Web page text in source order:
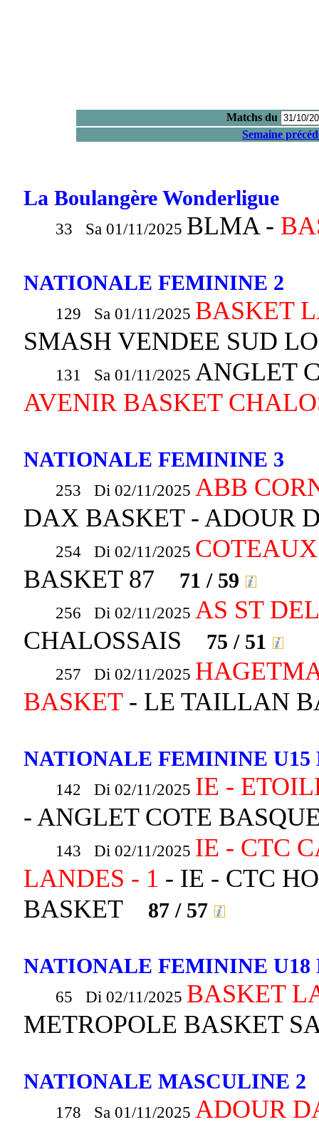
Matchs du
Semaine
La Boulangère Wonderligue
33 Sa 01/11/2025 BLMA -
NATIONALE FEMININE 2
129 Sa 01/11/2025 BASKET
SMASH VENDEE SUD
131 Sa 01/11/2025 ANGLET
AVENIR BASKET
NATIONALE FEMININE 3
253 Di 02/11/2025 ABB
DAX BASKET - ADOUR
254 Di 02/11/2025
BASKET 87
71 / 59
256 Di 02/11/2025 AS ST
CHALOSSAIS
75 / 51
257 Di 02/11/2025
BASKET- LE TAILLAN
NATIONALE FEMININE U15
142 Di 02/11/2025 IE -
- ANGLET COTE
143 Di 02/11/2025 IE - CTC
LANDES - 1 - IE - CTC
BASKET
87 / 57
NATIONALE FEMININE U18
65 Di 02/11/2025 BASKET
METROPOLE BASKET
NATIONALE MASCULINE 2
178 Sa 01/11/2025 ADOUR